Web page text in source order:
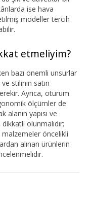
ise hava
modeller tercih
etmeliyim?
bazı önemli unsurlar
ve stilinin satın
Ayrıca, oturum
ölçümler de
alanın yapısı ve
olunmalıdır;
malzemeler öncelikli
alınan ürünlerin